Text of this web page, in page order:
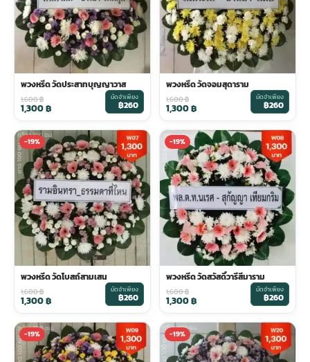
พวงหรีด วัดประสาทบุญญาวาส
1,600฿
1,300฿
มัดจำเพียง
฿260
พวงหรีด วัดจอมสุดาราม
1,600฿
1,300฿
มัดจำเพียง
฿260
-19%
พวงหรีด วัดโบสถ์สามเสน
1,600฿
1,300฿
มัดจำเพียง
฿260
-19%
พวงหรีด วัดสวัสดิ์วารีสีมาราม
1,600฿
1,300฿
มัดจำเพียง
฿260
-19% -19%